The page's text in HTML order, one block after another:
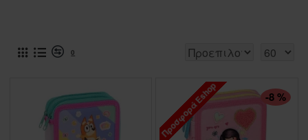
0
ΠΤΏΣΗ ΤΙΜΉΣ
Προσφορά Eshop -8 %